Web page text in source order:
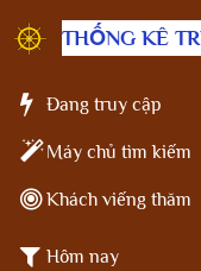
THỐNG KÊ
Đang truy cập
Máy chủ tìm kiếm
Khách viếng thăm
Hôm nay